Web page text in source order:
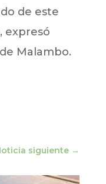
de este
expresó
Malambo.
siguiente →